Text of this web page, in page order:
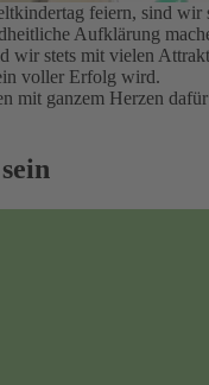
feiern, sind
Aufklärung
wir stets mit vielen
voller Erfolg wird.
mit ganzem Herzen